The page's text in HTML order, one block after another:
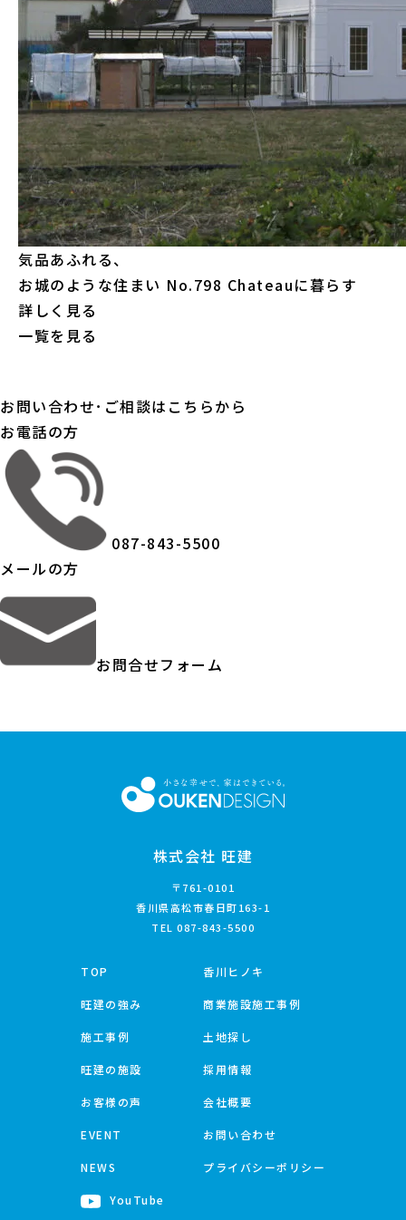
気品あふれる、
お城のような住まい No.798 Chateauに暮らす
詳しく見る
一覧を見る
お問い合わせ･ご相談はこちらから
お電話の方
087-843-5500
メールの方
お問合せフォーム
株式会社 旺建
〒761-0101
香川県高松市春日町163-1
TEL 087-843-5500
TOP
旺建の強み
施工事例
旺建の施設
お客様の声
EVENT
NEWS
香川ヒノキ
商業施設施工事例
土地探し
採用情報
会社概要
お問い合わせ
プライバシーポリシー
YouTube